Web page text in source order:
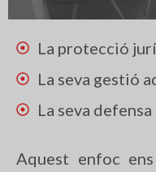
La protecció
La seva gestió
La seva
Aquest enfoc